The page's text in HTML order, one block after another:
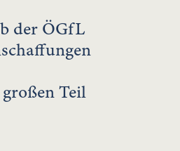
der ÖGfL
Teil